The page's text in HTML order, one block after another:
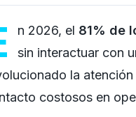
n 2026, el 81% de
sin interactuar con
la
costosos en